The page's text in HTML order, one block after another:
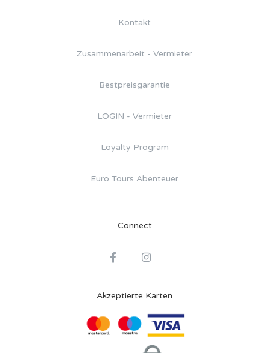
Kontakt
Zusammenarbeit - Vermieter
Bestpreisgarantie
LOGIN - Vermieter
Loyalty Program
Euro Tours Abenteuer
Connect
Akzeptierte Karten